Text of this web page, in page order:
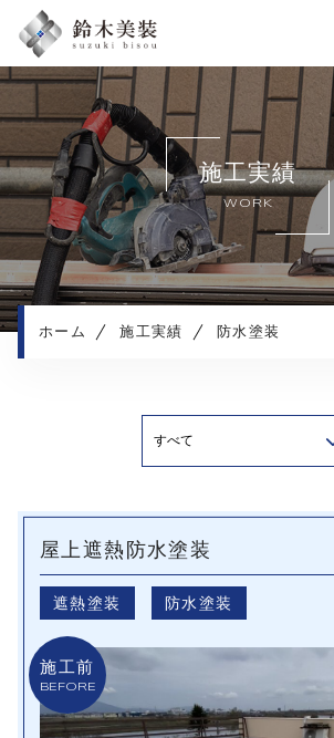
ホーム
当社について
施工メニュー
施工実績
施工の流れ
よくある質問
施工実績
WORK
ホーム 施工実績 防水塗装
屋上遮熱防水塗装
遮熱塗装 防水塗装
施工前
BEFORE